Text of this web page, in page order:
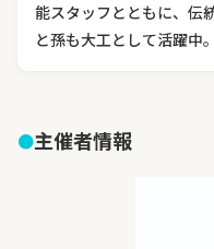
能スタッフとともに、伝
と孫も大工として活躍中。
主催者情報